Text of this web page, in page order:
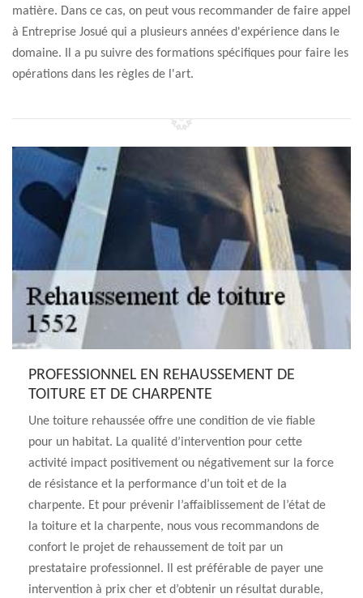
matière. Dans ce cas, on peut vous recommander de faire appel
à Entreprise Josué qui a plusieurs années d'expérience dans le
domaine. Il a pu suivre des formations spécifiques pour faire les
opérations dans les règles de l'art.
PROFESSIONNEL EN REHAUSSEMENT DE
TOITURE ET DE CHARPENTE
Une toiture rehaussée offre une condition de vie fiable
pour un habitat. La qualité d’intervention pour cette
activité impact positivement ou négativement sur la force
de résistance et la performance d’un toit et de la
charpente. Et pour prévenir l’affaiblissement de l’état de
la toiture et la charpente, nous vous recommandons de
confort le projet de rehaussement de toit par un
prestataire professionnel. Il est préférable de payer une
intervention à prix cher et d’obtenir un résultat durable,